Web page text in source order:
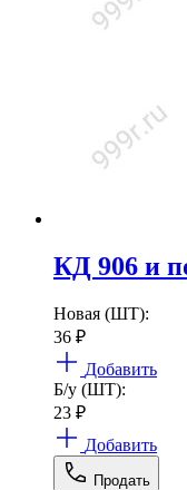
КД 906 и
Новая (ШТ):
36 ₽
Добавить
Б/у (ШТ):
23 ₽
Добавить
Продать